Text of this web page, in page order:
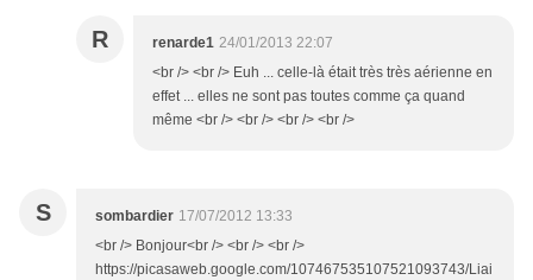
R renarde1 24/01/2013 22:07
<br /> <br /> Euh ... celle-là était très très aérienne en
effet ... elles ne sont pas toutes comme ça quand
même <br /> <br /> <br /> <br />
S sombardier 17/07/2012 13:33
<br /> Bonjour<br /> <br /> <br />
https://picasaweb.google.com/107467535107521093743/Liai